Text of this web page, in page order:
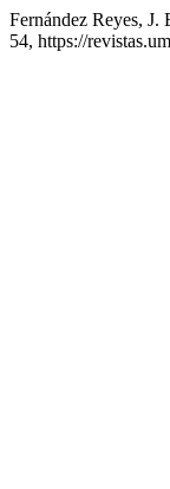
Fernández Reyes,
54, https://